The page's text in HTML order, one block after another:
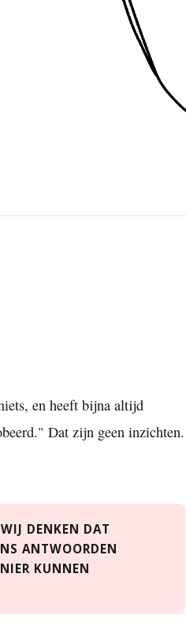
en heeft bijna altijd
Dat zijn geen inzichten.
DENKEN DAT
ANTWOORDEN
KUNNEN